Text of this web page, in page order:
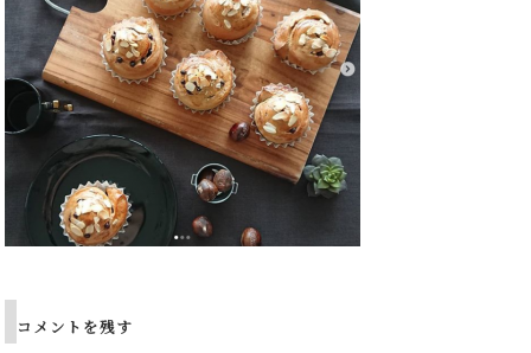
コメントを残す